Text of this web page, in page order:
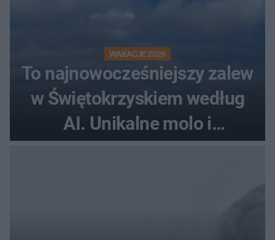
WAKACJE 2026
To najnowocześniejszy zalew
w Świętokrzyskiem według
AI. Unikalne molo i
promenada